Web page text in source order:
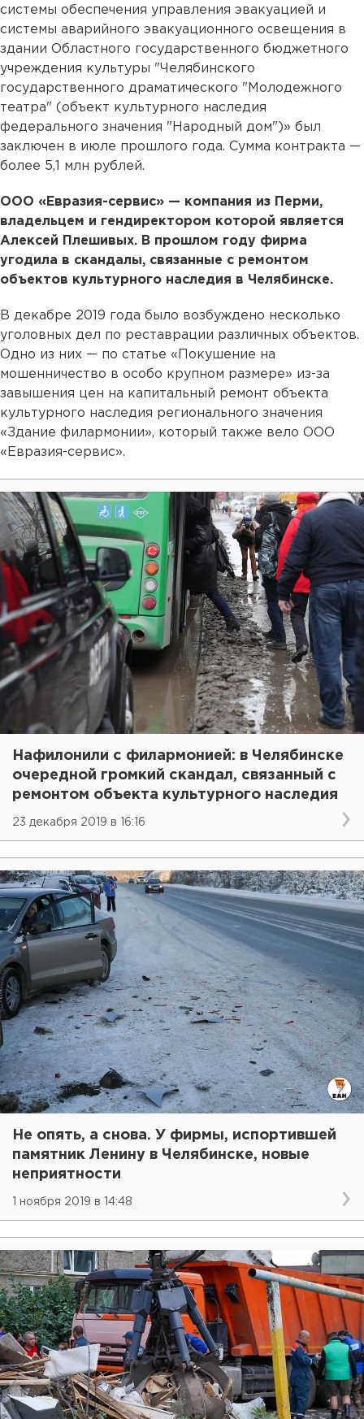
системы обеспечения управления эвакуацией и
системы аварийного эвакуационного освещения в
здании Областного государственного бюджетного
учреждения культуры "Челябинского
государственного драматического "Молодежного
театра" (объект культурного наследия
федерального значения "Народный дом")» был
заключен в июле прошлого года. Сумма контракта —
более 5,1 млн рублей.
ООО «Евразия-сервис» — компания из Перми,
владельцем и гендиректором которой является
Алексей Плешивых. В прошлом году фирма
угодила в скандалы, связанные с ремонтом
объектов культурного наследия в Челябинске.
В декабре 2019 года было возбуждено несколько
уголовных дел по реставрации различных объектов.
Одно из них — по статье «Покушение на
мошенничество в особо крупном размере» из-за
завышения цен на капитальный ремонт объекта
культурного наследия регионального значения
«Здание филармонии», который также вело ООО
«Евразия-сервис».
Нафилонили с филармонией: в Челябинске
очередной громкий скандал, связанный с
ремонтом объекта культурного наследия
23 декабря 2019 в 16:16
Не опять, а снова. У фирмы, испортившей
памятник Ленину в Челябинске, новые
неприятности
1 ноября 2019 в 14:48